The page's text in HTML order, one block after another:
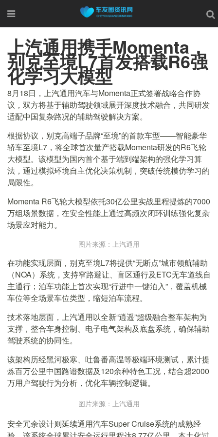
上汽通用携手Momenta，
别克至境L7首发搭载R6强
化学习大模型
8月18日，上汽通用汽车与Momenta正式签署战略合作协
议，双方将基于辅助驾驶领域展开深度技术融合，共同研发
适配中国复杂路况的辅助驾驶解决方案。
根据协议，别克高端子品牌“至境”的首款车型——智能豪华
轿车至境L7，将全球首次量产搭载Momenta研发的R6飞轮
大模型。该模型为国内首个基于端到端架构的强化学习算
法，通过模拟环境自主优化决策机制，突破传统模仿学习的
局限性。
Momenta R6飞轮大模型依托30亿公里实战里程提炼的7000
万组场景数据，在安全性能上通过高频次闭环训练强化复杂
场景应对能力。
图片来源：上汽通用
在功能实现层面，别克至境L7将提供“无断点”城市领航辅助
（NOA）系统，支持窄路避让、盲区通行及ETC无车道线自
主通行；泊车功能上首次实现“行进中一键泊入”，覆盖机械
车位等全场景车位类型，缩短泊车流程。
技术落地层面，上汽通用以全新“逍遥”超级融合整车架构为
支撑，整合车身控制、电子电气架构及底盘系统，确保辅助
驾驶系统的协同性。
该架构历经黑河极寒、吐鲁番高温等极端环境测试，累计提
炼百万公里中国路谱数据及120余种特色工况，结合超2000
万用户驾驶行为分析，优化车辆控制逻辑。
图片来源：上汽通用
安全冗余设计则延续通用汽车Super Cruise系统的成熟经